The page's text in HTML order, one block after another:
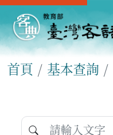
首頁 基本查詢